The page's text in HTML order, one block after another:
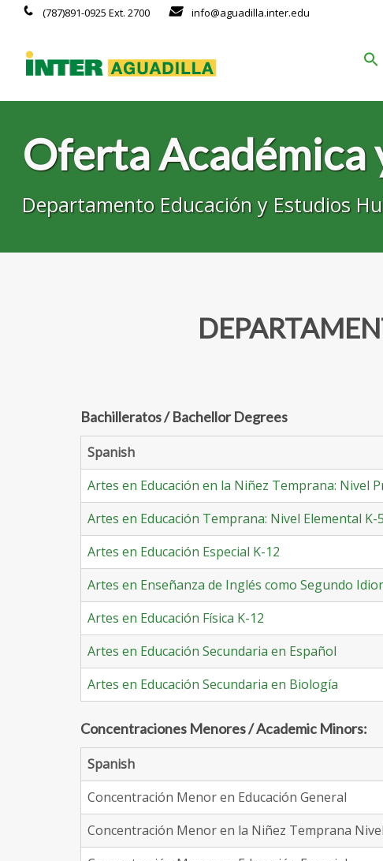
(787)891-0925 Ext. 2700 info@aguadilla.inter.edu
Oferta Académica
Departamento Educación y Estudios
Bachilleratos / Bachellor Degrees
Spanish
Artes en Educación en la Niñez Temprana: Nivel
Artes en Educación Temprana: Nivel Elemental K-5
Artes en Educación Especial K-12
Artes en Enseñanza de Inglés como Segundo
Artes en Educación Física K-12
Artes en Educación Secundaria en Español
Artes en Educación Secundaria en Biología
Concentraciones Menores / Academic Minors:
Spanish
Concentración Menor en Educación General
Concentración Menor en la Niñez Temprana